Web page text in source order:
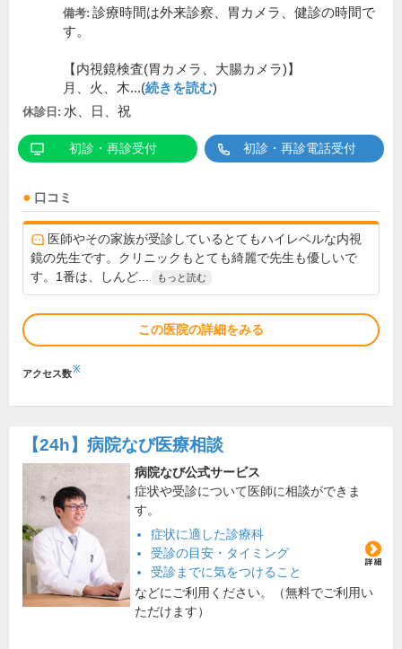
備考: 診療時間は外来診察、胃カメラ、健診の時間で
す。
【内視鏡検査(胃カメラ、大腸カメラ)】
月、火、木...(続きを読む)
休診日: 水、日、祝
初診・再診受付 初診・再診電話受付
口コミ
医師やその家族が受診しているとてもハイレベルな内視
鏡の先生です。クリニックもとても綺麗で先生も優しいで
す。1番は、しんど...
もっと読む
この医院の詳細をみる
アクセス数※
【24h】 病院なび医療相談
病院なび公式サービス
症状や受診について医師に相談ができま
す。
症状に適した診療科
受診の目安・タイミング
受診までに気をつけること
などにご利用ください。（無料でご利用い
ただけます）